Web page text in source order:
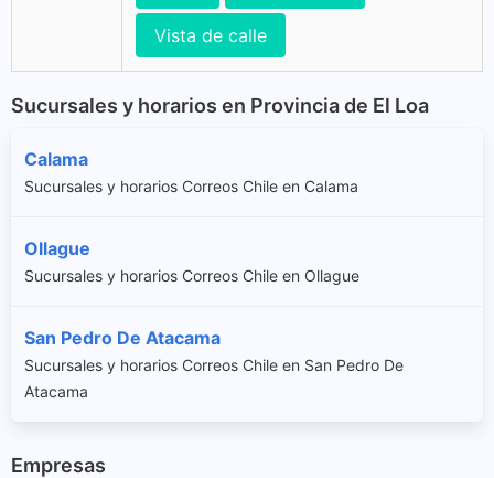
Vista de calle
Sucursales y horarios en Provincia de El Loa
Calama
Sucursales y horarios Correos Chile en Calama
Ollague
Sucursales y horarios Correos Chile en Ollague
San Pedro De Atacama
Sucursales y horarios Correos Chile en San Pedro De
Atacama
Empresas